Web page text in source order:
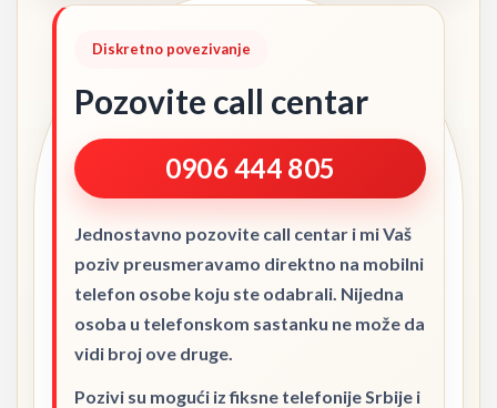
Diskretno povezivanje
Pozovite call centar
0906 444 805
Jednostavno pozovite call centar i mi Vaš
poziv preusmeravamo direktno na mobilni
telefon osobe koju ste odabrali. Nijedna
osoba u telefonskom sastanku ne može da
vidi broj ove druge.
Pozivi su mogući iz fiksne telefonije Srbije i